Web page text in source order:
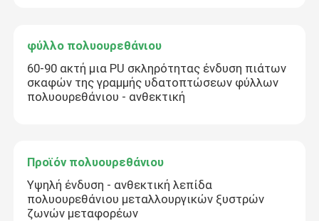
φύλλο πολυουρεθάνιου
60-90 ακτή μια PU σκληρότητας ένδυση πιάτων
σκαφών της γραμμής υδατοπτώσεων φύλλων
πολυουρεθάνιου - ανθεκτική
Προϊόν πολυουρεθάνιου
Υψηλή ένδυση - ανθεκτική λεπίδα
πολυουρεθάνιου μεταλλουργικών ξυστρών
ζωνών μεταφορέων